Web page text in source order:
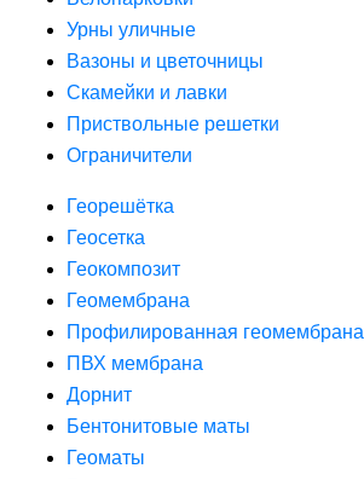
Урны уличные
Вазоны и цветочницы
Скамейки и лавки
Приствольные решетки
Ограничители
Георешётка
Геосетка
Геокомпозит
Геомембрана
Профилированная геомембрана
ПВХ мембрана
Дорнит
Бентонитовые маты
Геоматы